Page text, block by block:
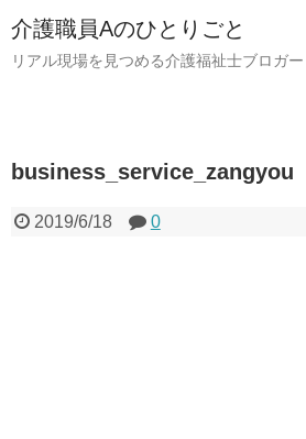
介護職員Aのひとりごと
リアル現場を見つめる介護福祉士ブロガー
business_service_zangyou
2019/6/18 0